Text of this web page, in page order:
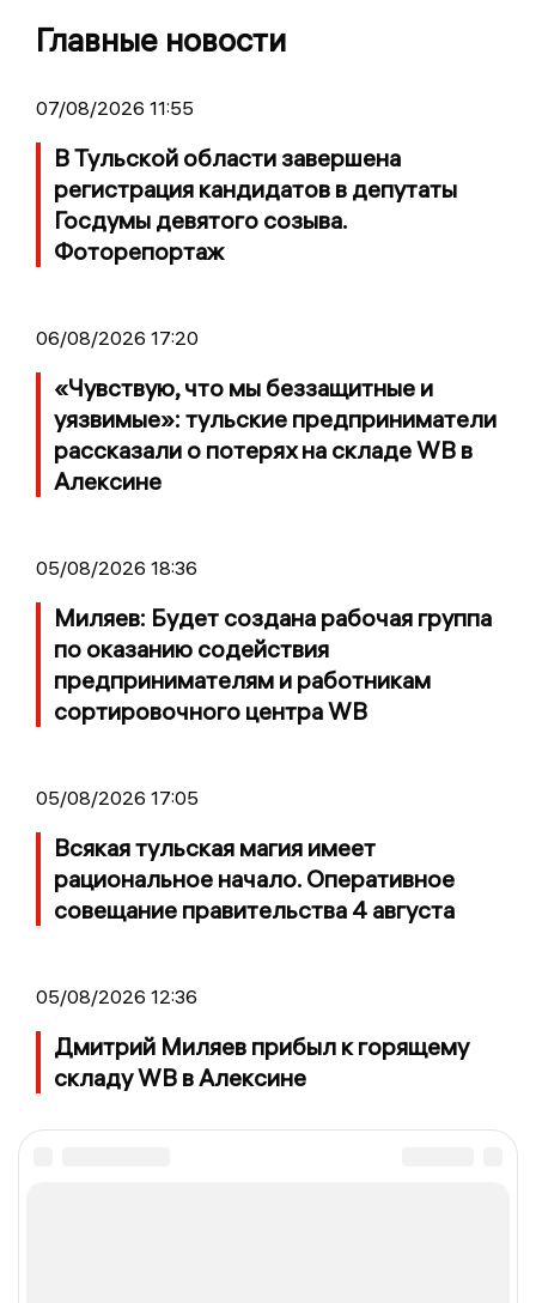
Главные новости
07/08/2026 11:55
В Тульской области завершена
регистрация кандидатов в депутаты
Госдумы девятого созыва.
Фоторепортаж
06/08/2026 17:20
«Чувствую, что мы беззащитные и
уязвимые»: тульские предприниматели
рассказали о потерях на складе WB в
Алексине
05/08/2026 18:36
Миляев: Будет создана рабочая группа
по оказанию содействия
предпринимателям и работникам
сортировочного центра WB
05/08/2026 17:05
Всякая тульская магия имеет
рациональное начало. Оперативное
совещание правительства 4 августа
05/08/2026 12:36
Дмитрий Миляев прибыл к горящему
складу WB в Алексине